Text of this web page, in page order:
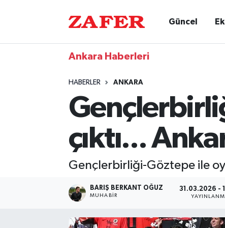
Güncel
Ankara Haberleri
HABERLER ANKARA
çıktı...
Gençlerbirliği-Göztepe ile
BARIŞ BERKANT OĞUZ
MUHABIR
31.03.2026 -